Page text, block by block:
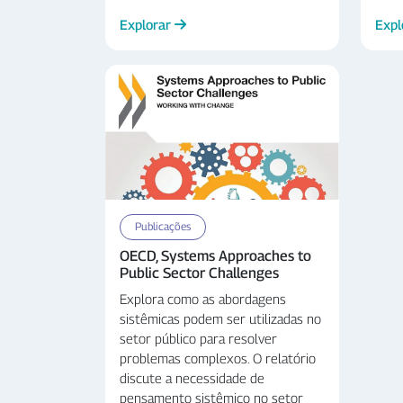
Explorar
Publicações
OECD, Systems Approaches to
Public Sector Challenges
Explora como as abordagens
sistêmicas podem ser utilizadas no
setor público para resolver
problemas complexos. O relatório
discute a necessidade de
pensamento sistêmico no setor